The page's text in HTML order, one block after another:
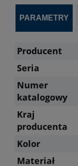
PARAMETRY
Producent
Seria
Numer
katalogowy
Kraj
producenta
Kolor
Materiał